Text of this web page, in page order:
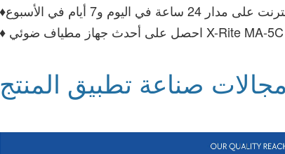
في اليوم و7 أيام في الأسبوع
مجالات صناعة تطبيق المنتج